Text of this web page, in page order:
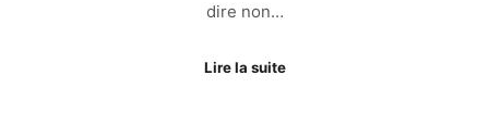
dire non…
Lire la suite